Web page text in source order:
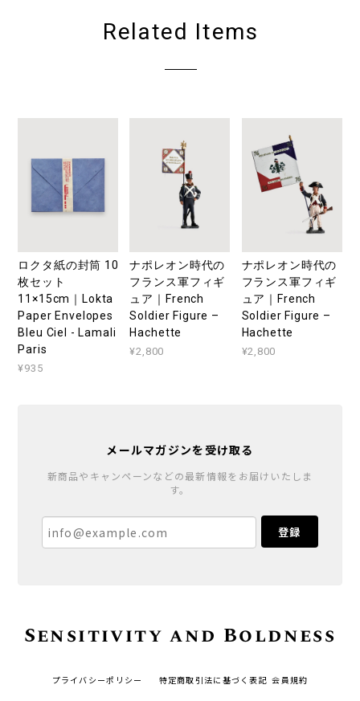
Related Items
ロクタ紙の封筒 10
枚セット
11×15cm｜Lokta
Paper Envelopes
Bleu Ciel - Lamali
Paris
¥935
ナポレオン時代の
フランス軍フィギ
ュア｜French
Soldier Figure –
Hachette
¥2,800
ナポレオン時代の
フランス軍フィギ
ュア｜French
Soldier Figure –
Hachette
¥2,800
メールマガジンを受け取る
新商品やキャンペーンなどの最新情報をお届けいたしま
す。
登録
Sensitivity and Boldness
プライバシーポリシー 特定商取引法に基づく表記 会員規約